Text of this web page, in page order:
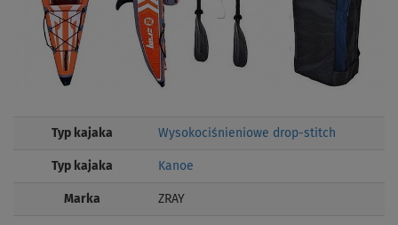
Typ kajaka Wysokociśnieniowe drop-stitch
Typ kajaka Kanoe
Marka ZRAY